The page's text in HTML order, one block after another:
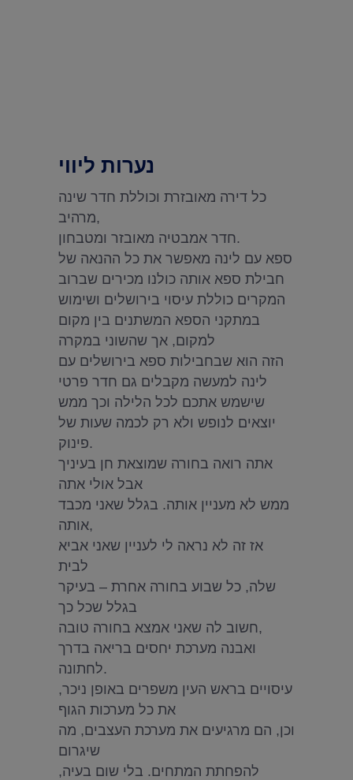
נערות ליווי
כל דירה מאובזרת וכוללת חדר שינה
מרהיב,
חדר אמבטיה מאובזר ומטבחון.
ספא עם לינה מאפשר את כל ההנאה של
חבילת ספא אותה כולנו מכירים שברוב
המקרים כוללת עיסוי בירושלים ושימוש
במתקני הספא המשתנים בין מקום
למקום, אך שהשוני במקרה
הזה הוא שבחבילות ספא בירושלים עם
לינה למעשה מקבלים גם חדר פרטי
שישמש אתכם לכל הלילה וכך ממש
יוצאים לנופש ולא רק לכמה שעות של
פינוק.
אתה רואה בחורה שמוצאת חן בעיניך
אבל אולי אתה
ממש לא מעניין אותה. בגלל שאני מכבד
אותה,
אז זה לא נראה לי לעניין שאני אביא
לבית
שלה, כל שבוע בחורה אחרת – בעיקר
בגלל שכל כך
חשוב לה שאני אמצא בחורה טובה,
ואבנה מערכת יחסים בריאה בדרך
לחתונה.
עיסויים בראש העין משפרים באופן ניכר,
את כל מערכות הגוף
וכן, הם מרגיעים את מערכת העצבים, מה
שיגרום
להפחתת המתחים. בלי שום בעיה,